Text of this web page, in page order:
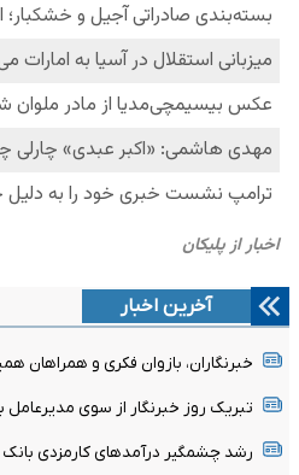
آخرین اخبار
خبرنگاران، بازوان فکری و
تبریک روز خبرنگار از سوی مدیرعامل
رشد چشمگیر درآمدهای کارمزدی